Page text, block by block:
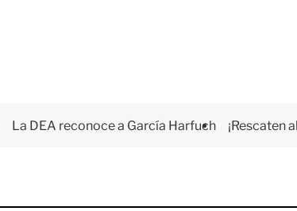
La DEA reconoce a García Harfuch ¡Rescaten